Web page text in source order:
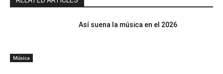
Música
Así suena la música en el 2026